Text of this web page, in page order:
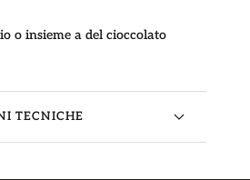
o insieme a del cioccolato
TECNICHE